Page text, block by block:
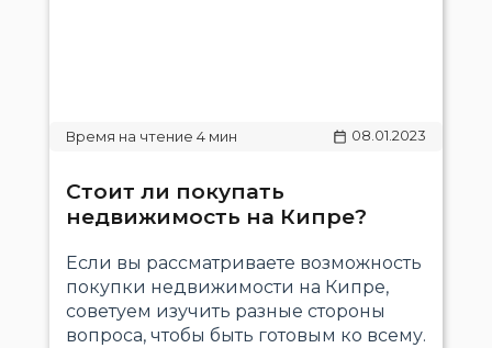
08.01.2023
Стоит ли покупать
недвижимость на Кипре?
Если вы рассматриваете возможность
покупки недвижимости на Кипре,
советуем изучить разные стороны
вопроса, чтобы быть готовым ко всему.